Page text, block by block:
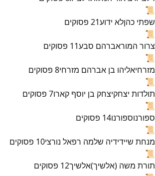
📜
שפתי כהןלא ידוע21 פסוקים
📜
צרור המוראברהם סבע11 פסוקים
📜
מזרחיאליהו בן אברהם מזרחי8 פסוקים
📜
תולדות יצחקיצחק בן יוסף קארו7 פסוקים
📜
ספורנוספורנו14 פסוקים
📜
מנחת שיידידיה שלמה רפאל נורצי10 פסוקים
📜
תורת משה (אלשיך)אלשיך12 פסוקים